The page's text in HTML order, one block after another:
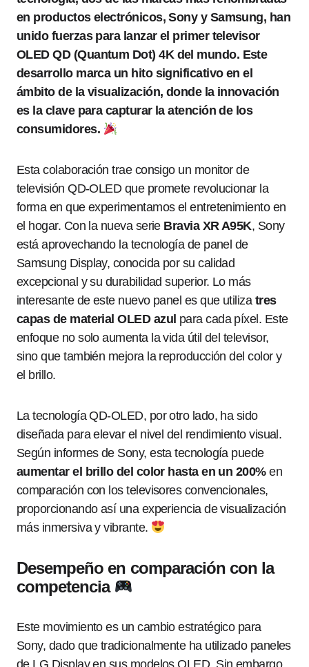
en productos electrónicos, Sony y Samsung, han
unido fuerzas para lanzar el primer televisor
OLED QD (Quantum Dot) 4K del mundo. Este
desarrollo marca un hito significativo en el
ámbito de la visualización, donde la innovación
es la clave para capturar la atención de los
consumidores.
Esta colaboración trae consigo un monitor de
televisión QD-OLED que promete revolucionar la
forma en que experimentamos el entretenimiento en
el hogar. Con la nueva serie Bravia XR A95K, Sony
está aprovechando la tecnología de panel de
Samsung Display, conocida por su calidad
excepcional y su durabilidad superior. Lo más
interesante de este nuevo panel es que utiliza tres
capas de material OLED azul para cada píxel. Este
enfoque no solo aumenta la vida útil del televisor,
sino que también mejora la reproducción del color y
el brillo.
La tecnología QD-OLED, por otro lado, ha sido
diseñada para elevar el nivel del rendimiento visual.
Según informes de Sony, esta tecnología puede
aumentar el brillo del color hasta en un 200%en
comparación con los televisores convencionales,
proporcionando así una experiencia de visualización
más inmersiva y vibrante.
Desempeño en comparación con la
competencia
Este movimiento es un cambio estratégico para
Sony, dado que tradicionalmente ha utilizado paneles
de LG Display en sus modelos OLED. Sin embargo,